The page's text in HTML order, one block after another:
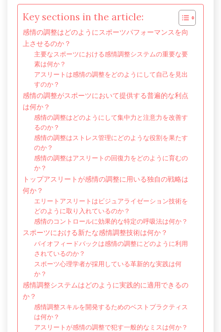
Key sections in the article:
感情の調整はどのようにスポーツパフォーマンスを向
上させるのか？
主要なスポーツにおける感情調整システムの重要な要
素は何か？
アスリートは感情の調整をどのようにして自己を見出
すのか？
感情の調整がスポーツにおいて提供する普遍的な利点
は何か？
感情の調整はどのようにして集中力と注意力を改善す
るのか？
感情の調整はストレス管理にどのような役割を果たす
のか？
感情の調整はアスリートの回復力をどのように育むの
か？
トップアスリートが感情の調整に用いる独自の戦略は
何か？
エリートアスリートはビジュアライゼーション技術を
どのように取り入れているのか？
感情のコントロールに効果的な特定の呼吸法は何か？
スポーツにおける新たな感情調整技術は何か？
バイオフィードバックは感情の調整にどのように利用
されているのか？
スポーツ心理学者が採用している革新的な実践は何
か？
感情調整システムはどのように実践的に適用できるの
か？
感情調整スキルを開発するためのベストプラクティス
は何か？
アスリートが感情の調整で犯す一般的なミスは何か？